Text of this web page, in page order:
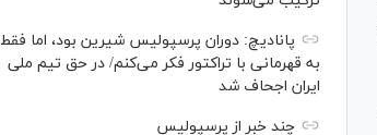
پانادیچ: دوران پرسپولیس شیرین بود، اما فقط
به قهرمانی با تراکتور فکر می‌کنم/ در حق تیم ملی
ایران اجحاف شد
چند خبر از پرسپولیس